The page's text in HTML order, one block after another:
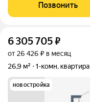
Позвонить
6 305 705₽
от 26 426 ₽ в месяц
26,9 м²
1-комн. квартира
новостройка